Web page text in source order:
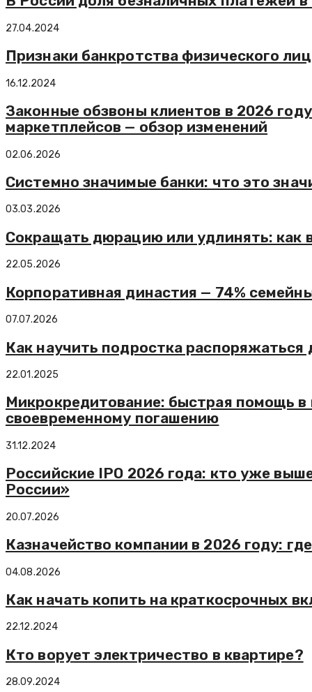
27.04.2024
Признаки банкротства физического
16.12.2024
Законные обзвоны клиентов в 2026
маркетплейсов — обзор изменений
02.06.2026
Системно значимые банки: что это
03.03.2026
Сокращать дюрацию или удлинять: как
22.05.2026
Корпоративная династия — 74%
07.07.2026
Как научить подростка распоряжаться
22.01.2025
Микрокредитование: быстрая помощь
своевременному погашению
31.12.2024
Российские IPO 2026 года: кто уже
России»
20.07.2026
Казначейство компании в 2026 году:
04.08.2026
Как начать копить на краткосрочных
22.12.2024
Кто ворует электричество в квартире?
28.09.2024